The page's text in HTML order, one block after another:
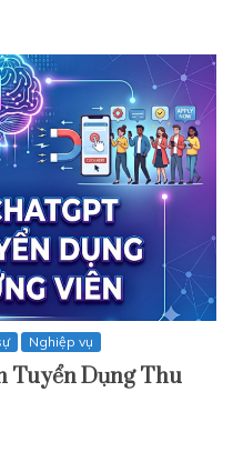
Nghiệp vụ
Tuyển Dụng Thu